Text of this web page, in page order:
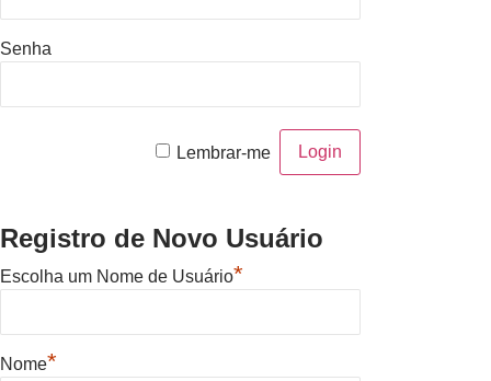
Senha
Lembrar-me
Registro de Novo Usuário
Escolha um Nome de Usuário*
Nome*